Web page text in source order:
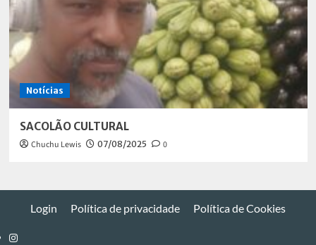
Notícias
SACOLÃO CULTURAL
Chuchu Lewis 07/08/2025 0
Login Política de privacidade Política de Cookies
Instagram